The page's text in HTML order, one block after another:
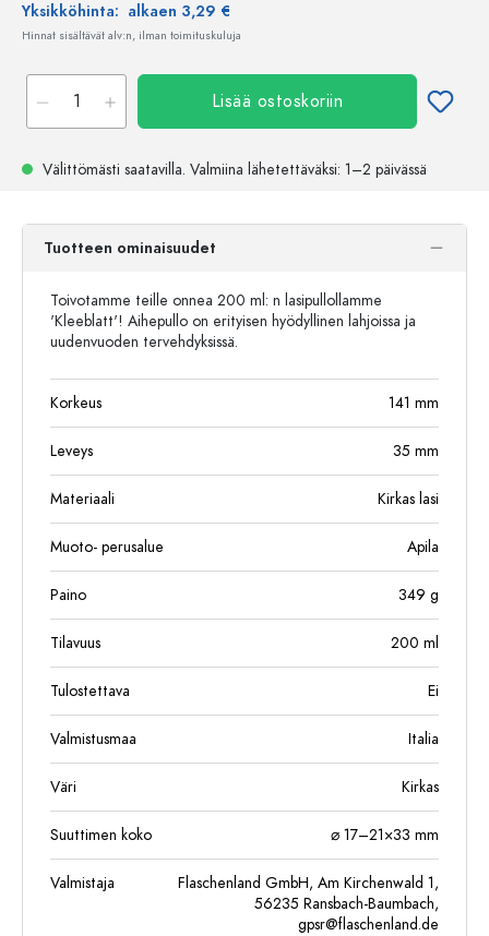
Yksikköhinta: alkaen 3,29 €
Hinnat sisältävät alv:n, ilman toimituskuluja
Lisää ostoskoriin
Välittömästi saatavilla. Valmiina lähetettäväksi: 1–2 päivässä
Tuotteen ominaisuudet
Toivotamme teille onnea 200 ml: n lasipullollamme
'Kleeblatt'! Aihepullo on erityisen hyödyllinen lahjoissa ja
uudenvuoden tervehdyksissä.
Korkeus 141 mm
Leveys 35 mm
Materiaali Kirkas lasi
Muoto- perusalue Apila
Paino 349 g
Tilavuus 200 ml
Tulostettava Ei
Valmistusmaa Italia
Väri Kirkas
Suuttimen koko ⌀ 17–21×33 mm
Valmistaja
Flaschenland GmbH, Am Kirchenwald 1,
56235 Ransbach-Baumbach,
gpsr@flaschenland.de